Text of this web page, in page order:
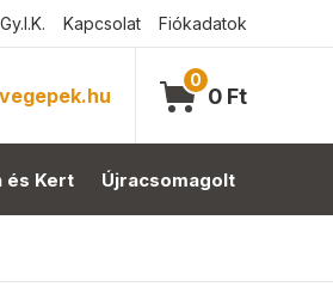
Gy.I.K. Kapcsolat Fiókadatok
0
0 Ft
és Kert Újracsomagolt